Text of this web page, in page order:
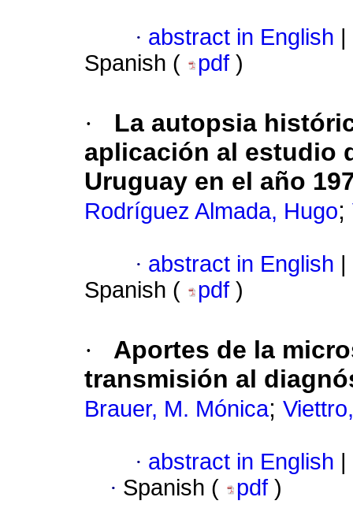
· abstract in English
Spanish (
pdf )
·
La autopsia
aplicación al estudio
Uruguay en el año
Rodríguez Almada, Hugo;
· abstract in English
Spanish (
pdf )
·
Aportes de la
transmisión al
Brauer, M. Mónica;
· abstract in English
· Spanish ( pdf )